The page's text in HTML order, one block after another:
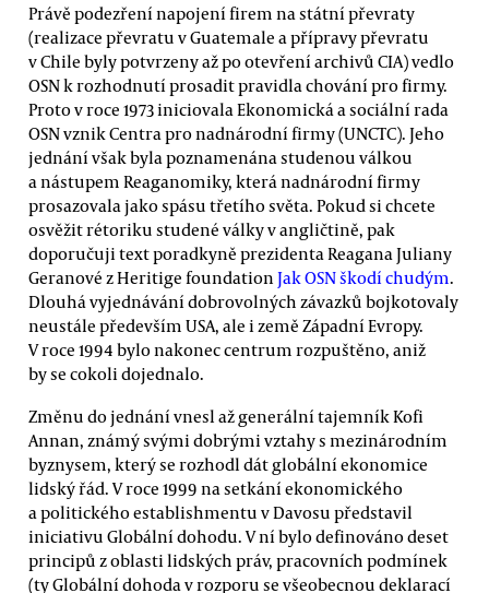
Právě podezření napojení firem na státní převraty
(realizace převratu v Guatemale a přípravy převratu
v Chile byly potvrzeny až po otevření archivů CIA) vedlo
OSN k rozhodnutí prosadit pravidla chování pro firmy.
Proto v roce 1973 iniciovala Ekonomická a sociální rada
OSN vznik Centra pro nadnárodní firmy (UNCTC). Jeho
jednání však byla poznamenána studenou válkou
a nástupem Reaganomiky, která nadnárodní firmy
prosazovala jako spásu třetího světa. Pokud si chcete
osvěžit rétoriku studené války v angličtině, pak
doporučuji text poradkyně prezidenta Reagana Juliany
Geranové z Heritige foundation Jak OSN škodí chudým.
Dlouhá vyjednávání dobrovolných závazků bojkotovaly
neustále především USA, ale i země Západní Evropy.
V roce 1994 bylo nakonec centrum rozpuštěno, aniž
by se cokoli dojednalo.
Změnu do jednání vnesl až generální tajemník Kofi
Annan, známý svými dobrými vztahy s mezinárodním
byznysem, který se rozhodl dát globální ekonomice
lidský řád. V roce 1999 na setkání ekonomického
a politického establishmentu v Davosu představil
iniciativu Globální dohodu. V ní bylo definováno deset
principů z oblasti lidských práv, pracovních podmínek
(ty Globální dohoda v rozporu se všeobecnou deklarací